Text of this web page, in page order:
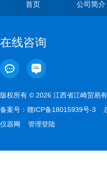
首页 公司简介
在线咨询
版权所有 © 2026 江西省江崎贸易
备案号： 赣ICP备18015939号-3
仪器网
管理登陆